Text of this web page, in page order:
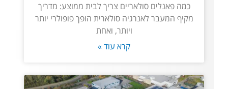
כמה פאנלים סולאריים צריך לבית ממוצע: מדריך
מקיף המעבר לאנרגיה סולארית הופך פופולרי יותר
ויותר, ואחת
קרא עוד »